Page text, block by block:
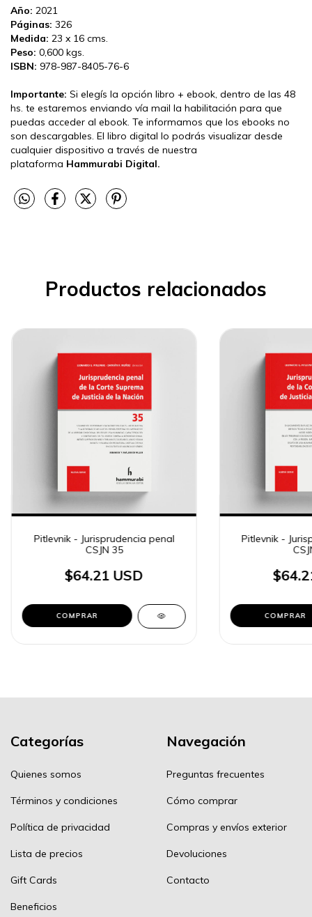
Año: 2021
Páginas: 326
Medida: 23 x 16 cms.
Peso: 0,600 kgs.
ISBN: 978-987-8405-76-6
Importante: Si elegís la opción libro + ebook, dentro de las 48
hs. te estaremos enviando vía mail la habilitación para que
puedas acceder al ebook. Te informamos que los ebooks no
son descargables. El libro digital lo podrás visualizar desde
cualquier dispositivo a través de nuestra
plataforma Hammurabi Digital.
Productos relacionados
Pitlevnik - Jurisprudencia penal
CSJN 35
$64.21 USD
COMPRAR
Pitlevnik -
COMPRAR
Categorías
Quienes somos
Términos y condiciones
Política de privacidad
Lista de precios
Gift Cards
Beneficios
Navegación
Preguntas frecuentes
Cómo comprar
Compras y envíos exterior
Devoluciones
Contacto